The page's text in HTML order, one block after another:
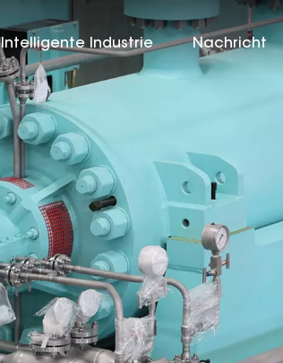
Intelligente Industrie Nachricht